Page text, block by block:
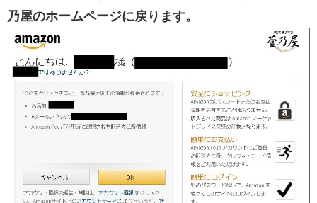
乃屋のホームページに戻ります。